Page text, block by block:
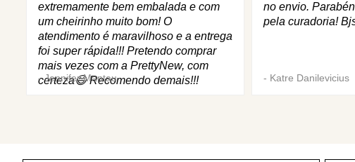
extremamente bem embalada e com
um cheirinho muito bom! O
atendimento é maravilhoso e a entrega
foi super rápida!!! Pretendo comprar
mais vezes com a PrettyNew, com
certeza😄 Recomendo demais!!!
-Jennifer Mantau
no envio.
pela curadoria!
- Katre Danilevicius